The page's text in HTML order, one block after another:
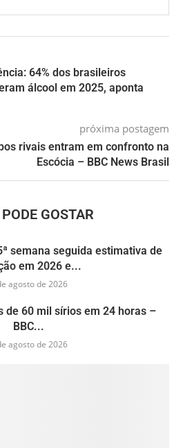
64% dos brasileiros
álcool em 2025, aponta
próxima postagem
rivais entram em confronto na
Escócia – BBC News Brasil
GOSTAR
semana seguida estimativa de
em 2026 e...
agosto de 2026
de 60 mil sírios em 24 horas –
BBC...
agosto de 2026